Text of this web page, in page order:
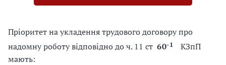
Пріоритет на укладення трудового договору про
надомну роботу відповідно до ч. 11 ст 60-1 КЗпП
мають: